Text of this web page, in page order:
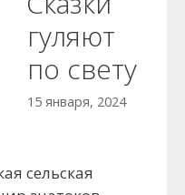
гуляют
по свету
15 января, 2024
сельская